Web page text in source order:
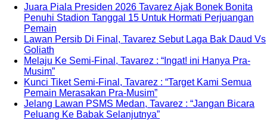
Juara Piala Presiden 2026 Tavarez Ajak Bonek Bonita
Penuhi Stadion Tanggal 15 Untuk Hormati Perjuangan
Pemain
Lawan Persib Di Final, Tavarez Sebut Laga Bak Daud Vs
Goliath
Melaju Ke Semi-Final, Tavarez : “Ingat! ini Hanya Pra-
Musim”
Kunci Tiket Semi-Final, Tavarez : “Target Kami Semua
Pemain Merasakan Pra-Musim”
Jelang Lawan PSMS Medan, Tavarez : “Jangan Bicara
Peluang Ke Babak Selanjutnya”